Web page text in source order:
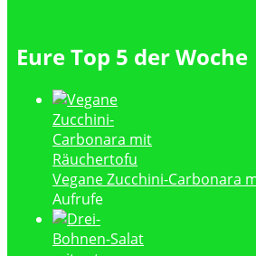
Eure Top 5 der Woche
Vegane Zucchini-Carbonara
Aufrufe